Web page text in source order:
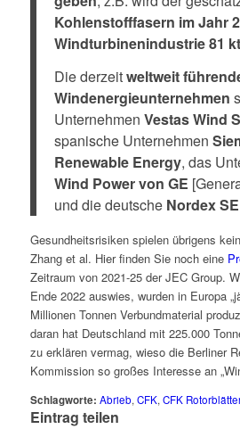
Kohlenstofffasern im Jahr
Windturbinenindustrie 81
Die derzeitweltweit
Windenergieunternehmen
Unternehmen Vestas Wind
spanische Unternehmen
Renewable Energy, das
Wind Power von GE
und die deutsche Nordex SE
Gesundheitsrisiken spielen übrigens
Zhang et al. Hier finden Sie noch eine
Zeitraum von 2021-25 der JEC Group.
Ende 2022 auswies, wurden in Europa
Millionen Tonnen Verbundmaterial
daran hat Deutschland mit 225.000
zu erklären vermag, wieso die Berliner
Kommission so großes Interesse an
Schlagworte: Abrieb,CFK,CFK Rotorblätter
Eintrag teilen